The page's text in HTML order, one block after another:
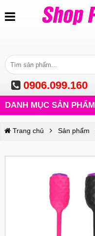
0906.099.160
DANH MỤC SẢN PHẨM
Trang chủ Sản phẩm